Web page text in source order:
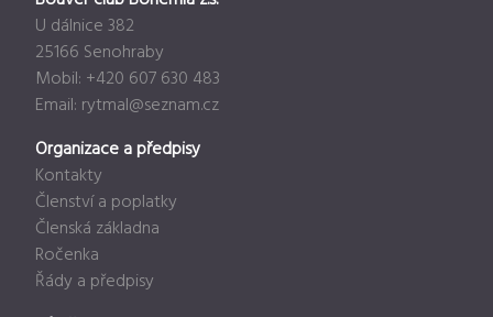
U dálnice 382
25166 Senohraby
Mobil: +420 607 630 483
Email: rytmal@seznam.cz
Organizace a předpisy
Kontakty
Členství a poplatky
Členská základna
Ročenka
Řády a předpisy